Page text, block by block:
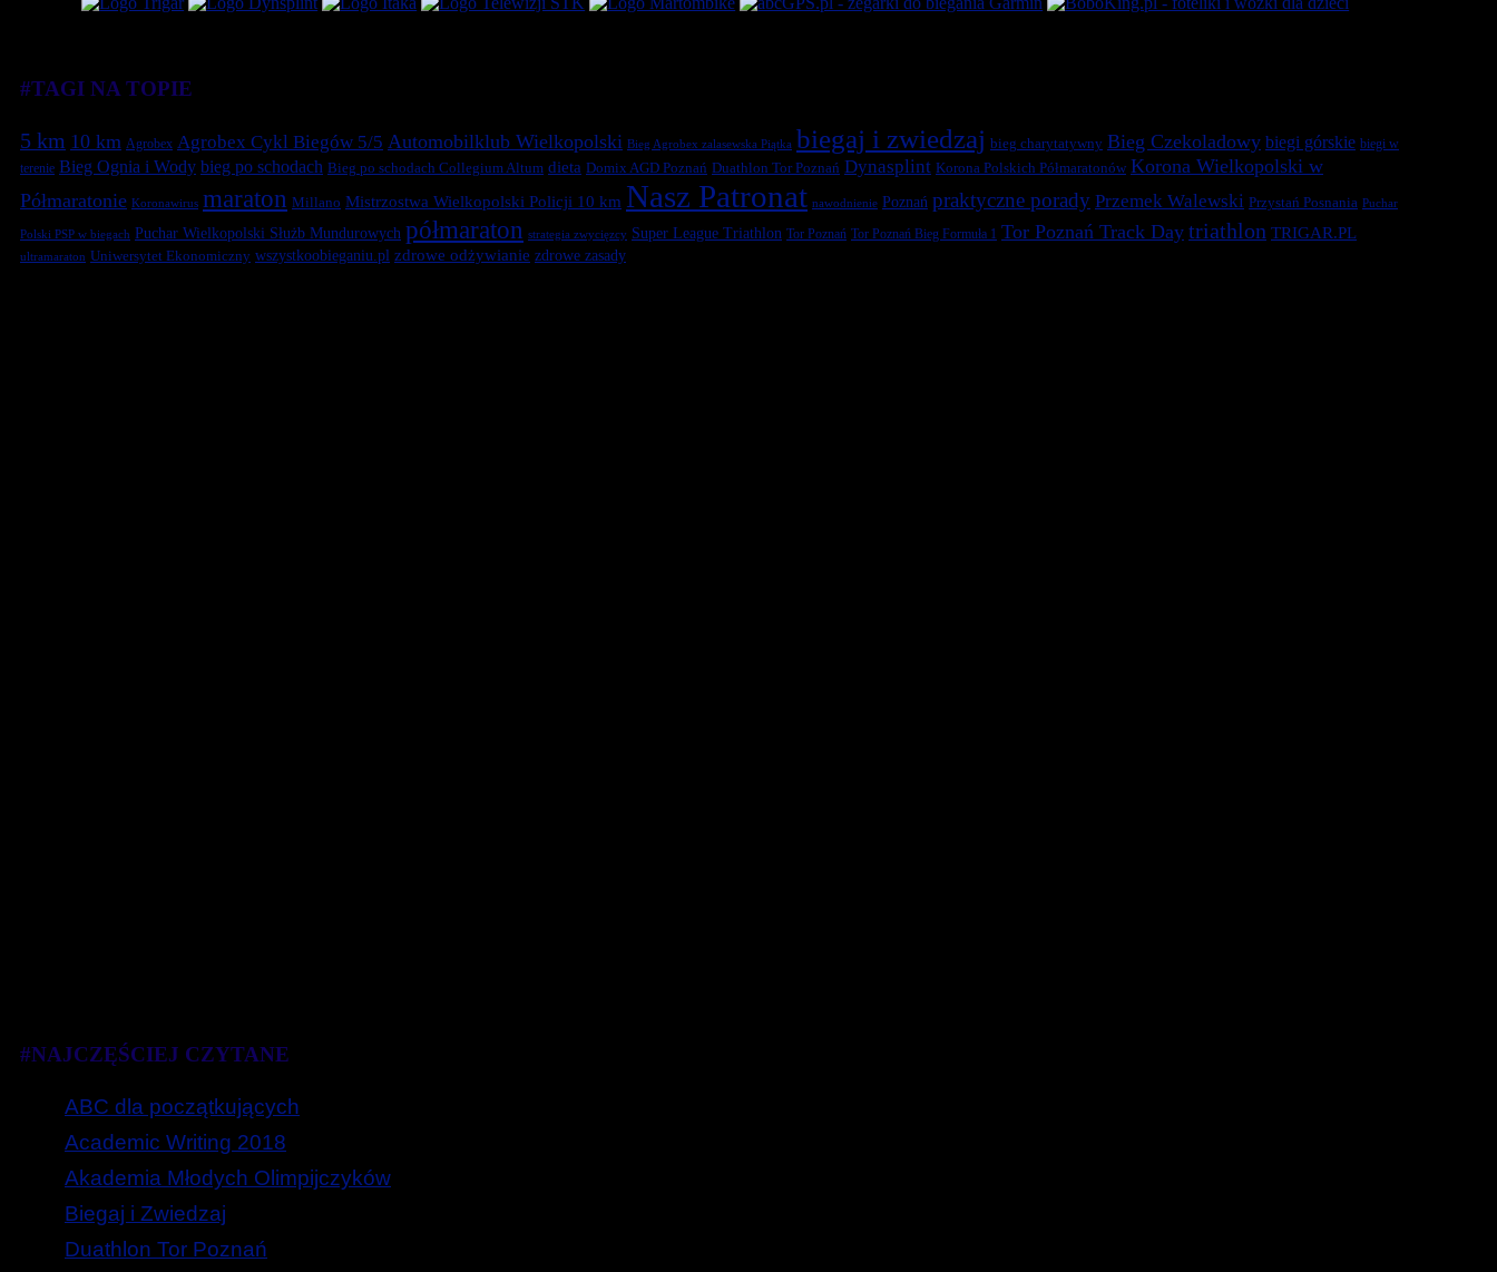
#TAGI NA TOPIE
5 km 10 km Agrobex Agrobex Cykl Biegów 5/5 Automobilklub Wielkopolski Bieg Agrobex zalasewska Piątka biegaj i zwiedzaj bieg charytatywny Bieg Czekoladowy biegi górskie biegi w
terenie Bieg Ognia i Wody bieg po schodach Bieg po schodach Collegium Altum dieta Domix AGD Poznań Duathlon Tor Poznań Dynasplint Korona Polskich Półmaratonów Korona Wielkopolski w
Półmaratonie Koronawirus maraton Millano Mistrzostwa Wielkopolski Policji 10 km Nasz Patronat nawodnienie Poznań praktyczne porady Przemek Walewski Przystań Posnania Puchar
Polski PSP w biegach Puchar Wielkopolski Służb Mundurowych półmaraton strategia zwycięzcy Super League Triathlon Tor Poznań Tor Poznań Bieg Formuła 1 Tor Poznań Track Day triathlon TRIGAR.PL
ultramaraton Uniwersytet Ekonomiczny wszystkoobieganiu.pl zdrowe odżywianie zdrowe zasady
#NAJCZĘŚCIEJ CZYTANE
ABC dla początkujących
Academic Writing 2018
Akademia Młodych Olimpijczyków
Biegaj i Zwiedzaj
Duathlon Tor Poznań